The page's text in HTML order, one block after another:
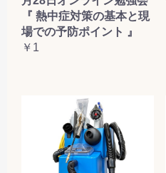
『 熱中症対策の基本と現
場での予防ポイント 』
￥1